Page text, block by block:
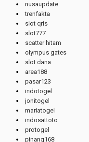
nusaupdate
trenfakta
slot qris
slot777
scatter hitam
olympus gates
slot dana
area188
pasar123
indotogel
jonitogel
mariatogel
indosattoto
protogel
pinang168